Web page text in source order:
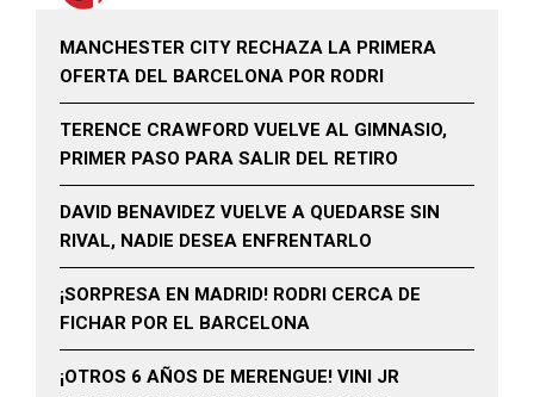
MANCHESTER CITY RECHAZA LA PRIMERA
OFERTA DEL BARCELONA POR RODRI
TERENCE CRAWFORD VUELVE AL GIMNASIO,
PRIMER PASO PARA SALIR DEL RETIRO
DAVID BENAVIDEZ VUELVE A QUEDARSE SIN
RIVAL, NADIE DESEA ENFRENTARLO
¡SORPRESA EN MADRID! RODRI CERCA DE
FICHAR POR EL BARCELONA
¡OTROS 6 AÑOS DE MERENGUE! VINI JR